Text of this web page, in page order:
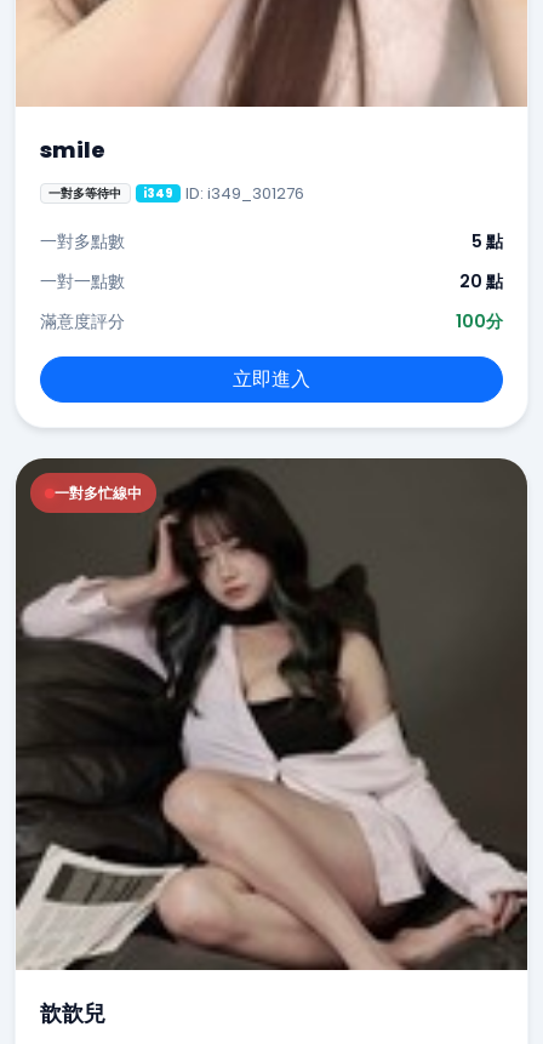
smile
一對多等待中 i349 ID: i349_301276
一對多點數
5 點
一對一點數
20 點
滿意度評分
100分
立即進入
一對多忙線中
歆歆兒